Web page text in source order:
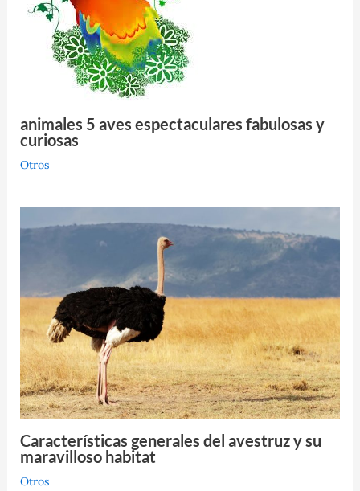
animales 5 aves espectaculares fabulosas y
curiosas
Otros
Características generales del avestruz y su
maravilloso habitat
Otros